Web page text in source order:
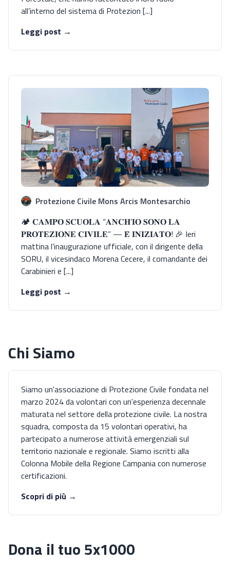
all’interno del sistema di Protezion [...]
Leggi post →
Protezione Civile Mons Arcis Montesarchio
🏕️ 𝐂𝐀𝐌𝐏𝐎 𝐒𝐂𝐔𝐎𝐋𝐀 “𝐀𝐍𝐂𝐇’𝐈𝐎 𝐒𝐎𝐍𝐎 𝐋𝐀
𝐏𝐑𝐎𝐓𝐄𝐙𝐈𝐎𝐍𝐄 𝐂𝐈𝐕𝐈𝐋𝐄” — 𝐄̀ 𝐈𝐍𝐈𝐙𝐈𝐀𝐓𝐎! 🎉 Ieri
mattina l’inaugurazione ufficiale, con il dirigente della
SORU, il vicesindaco Morena Cecere, il comandante dei
Carabinieri e [...]
Leggi post →
Chi Siamo
Siamo un'associazione di Protezione Civile fondata nel
marzo 2024 da volontari con un'esperienza decennale
maturata nel settore della protezione civile. La nostra
squadra, composta da 15 volontari operativi, ha
partecipato a numerose attività emergenziali sul
territorio nazionale e regionale. Siamo iscritti alla
Colonna Mobile della Regione Campania con numerose
certificazioni.
Scopri di più →
Dona il tuo 5x1000